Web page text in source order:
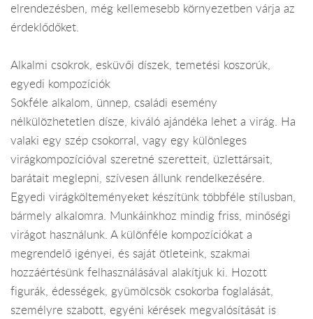
elrendezésben, még kellemesebb környezetben várja az
érdeklődőket.
Alkalmi csokrok, esküvői díszek, temetési koszorúk,
egyedi kompozíciók
Sokféle alkalom, ünnep, családi esemény
nélkülözhetetlen dísze, kiváló ajándéka lehet a virág. Ha
valaki egy szép csokorral, vagy egy különleges
virágkompozícióval szeretné szeretteit, üzlettársait,
barátait meglepni, szívesen állunk rendelkezésére.
Egyedi virágkölteményeket készítünk többféle stílusban,
bármely alkalomra. Munkáinkhoz mindig friss, minőségi
virágot használunk. A különféle kompozíciókat a
megrendelő igényei, és saját ötleteink, szakmai
hozzáértésünk felhasználásával alakítjuk ki. Hozott
figurák, édességek, gyümölcsök csokorba foglalását,
személyre szabott, egyéni kérések megvalósítását is